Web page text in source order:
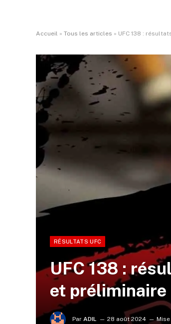
Accueil » Tous les articles » UFC 138 :
RÉSULTATS UFC
UFC 138 :
et préliminaire
Par ADIL 28 août 2024